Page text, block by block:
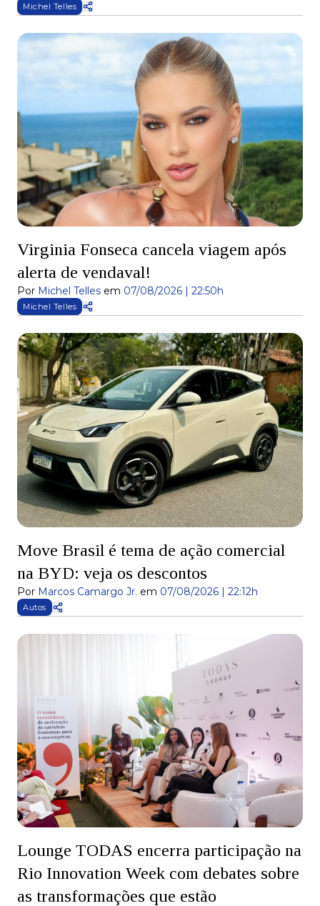
Michel Telles
Virginia Fonseca cancela viagem após
alerta de vendaval!
Por Michel Telles em 07/08/2026 | 22:50h
Michel Telles
Move Brasil é tema de ação comercial
na BYD: veja os descontos
Por Marcos Camargo Jr. em 07/08/2026 | 22:12h
Autos
Lounge TODAS encerra participação na
Rio Innovation Week com debates sobre
as transformações que estão